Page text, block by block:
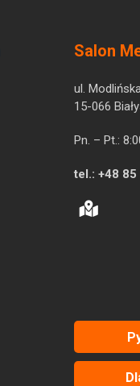
Salon
ul.
15-066
Pn. – Pt.:
tel.: +48 85